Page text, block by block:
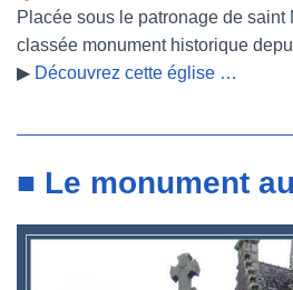
Placée sous le patronage de saint
classée monument historique
▶ Découvrez cette église …
■ Le monument